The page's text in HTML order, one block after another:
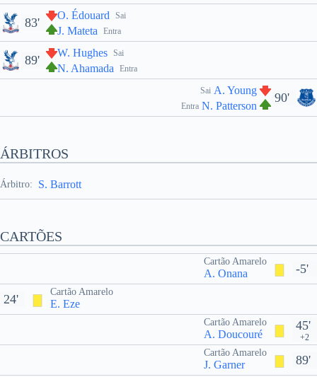
Sai
O. Édouard
Entra
J. Mateta
83'
Sai
W. Hughes
Entra
N. Ahamada
89'
90'
Sai A. Young
Entra N. Patterson
ÁRBITROS
Árbitro: S. Barrott
CARTÕES
-5'
Cartão Amarelo
A. Onana
Cartão Amarelo
E. Eze
24'
45'
+2
Cartão Amarelo
A. Doucouré
89'
Cartão Amarelo
J. Garner